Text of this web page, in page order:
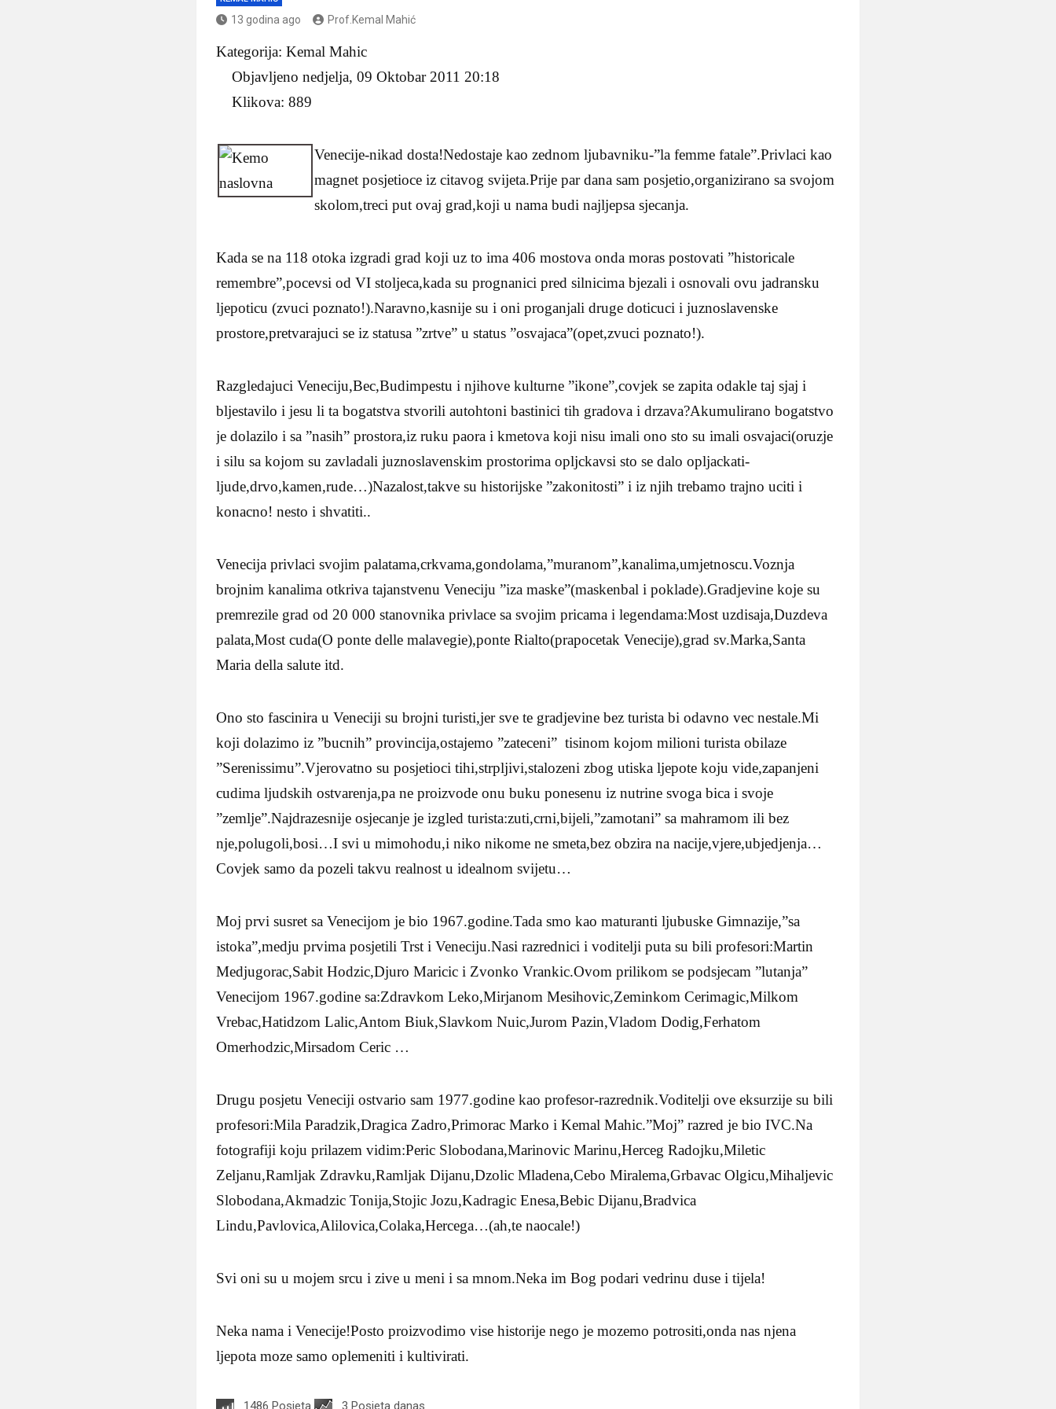
13 godina ago Prof.Kemal Mahić
Kategorija: Kemal Mahic
Objavljeno nedjelja, 09 Oktobar 2011 20:18
Klikova: 889
Venecije-nikad dosta!Nedostaje kao zednom ljubavniku-”la femme fatale”.Privlaci kao
magnet posjetioce iz citavog svijeta.Prije par dana sam posjetio,organizirano sa svojom
skolom,treci put ovaj grad,koji u nama budi najljepsa sjecanja.
Kada se na 118 otoka izgradi grad koji uz to ima 406 mostova onda moras postovati ”historicale
remembre”,pocevsi od VI stoljeca,kada su prognanici pred silnicima bjezali i osnovali ovu jadransku
ljepoticu (zvuci poznato!).Naravno,kasnije su i oni proganjali druge doticuci i juznoslavenske
prostore,pretvarajuci se iz statusa ”zrtve” u status ”osvajaca”(opet,zvuci poznato!).
Razgledajuci Veneciju,Bec,Budimpestu i njihove kulturne ”ikone”,covjek se zapita odakle taj sjaj i
bljestavilo i jesu li ta bogatstva stvorili autohtoni bastinici tih gradova i drzava?Akumulirano bogatstvo
je dolazilo i sa ”nasih” prostora,iz ruku paora i kmetova koji nisu imali ono sto su imali osvajaci(oruzje
i silu sa kojom su zavladali juznoslavenskim prostorima opljckavsi sto se dalo opljackati-
ljude,drvo,kamen,rude…)Nazalost,takve su historijske ”zakonitosti” i iz njih trebamo trajno uciti i
konacno! nesto i shvatiti..
Venecija privlaci svojim palatama,crkvama,gondolama,”muranom”,kanalima,umjetnoscu.Voznja
brojnim kanalima otkriva tajanstvenu Veneciju ”iza maske”(maskenbal i poklade).Gradjevine koje su
premrezile grad od 20 000 stanovnika privlace sa svojim pricama i legendama:Most uzdisaja,Duzdeva
palata,Most cuda(O ponte delle malavegie),ponte Rialto(prapocetak Venecije),grad sv.Marka,Santa
Maria della salute itd.
Ono sto fascinira u Veneciji su brojni turisti,jer sve te gradjevine bez turista bi odavno vec nestale.Mi
koji dolazimo iz ”bucnih” provincija,ostajemo ”zateceni” tisinom kojom milioni turista obilaze
”Serenissimu”.Vjerovatno su posjetioci tihi,strpljivi,stalozeni zbog utiska ljepote koju vide,zapanjeni
cudima ljudskih ostvarenja,pa ne proizvode onu buku ponesenu iz nutrine svoga bica i svoje
”zemlje”.Najdrazesnije osjecanje je izgled turista:zuti,crni,bijeli,”zamotani” sa mahramom ili bez
nje,polugoli,bosi…I svi u mimohodu,i niko nikome ne smeta,bez obzira na nacije,vjere,ubjedjenja…
Covjek samo da pozeli takvu realnost u idealnom svijetu…
Moj prvi susret sa Venecijom je bio 1967.godine.Tada smo kao maturanti ljubuske Gimnazije,”sa
istoka”,medju prvima posjetili Trst i Veneciju.Nasi razrednici i voditelji puta su bili profesori:Martin
Medjugorac,Sabit Hodzic,Djuro Maricic i Zvonko Vrankic.Ovom prilikom se podsjecam ”lutanja”
Venecijom 1967.godine sa:Zdravkom Leko,Mirjanom Mesihovic,Zeminkom Cerimagic,Milkom
Vrebac,Hatidzom Lalic,Antom Biuk,Slavkom Nuic,Jurom Pazin,Vladom Dodig,Ferhatom
Omerhodzic,Mirsadom Ceric …
Drugu posjetu Veneciji ostvario sam 1977.godine kao profesor-razrednik.Voditelji ove eksurzije su bili
profesori:Mila Paradzik,Dragica Zadro,Primorac Marko i Kemal Mahic.”Moj” razred je bio IVC.Na
fotografiji koju prilazem vidim:Peric Slobodana,Marinovic Marinu,Herceg Radojku,Miletic
Zeljanu,Ramljak Zdravku,Ramljak Dijanu,Dzolic Mladena,Cebo Miralema,Grbavac Olgicu,Mihaljevic
Slobodana,Akmadzic Tonija,Stojic Jozu,Kadragic Enesa,Bebic Dijanu,Bradvica
Lindu,Pavlovica,Alilovica,Colaka,Hercega…(ah,te naocale!)
Svi oni su u mojem srcu i zive u meni i sa mnom.Neka im Bog podari vedrinu duse i tijela!
Neka nama i Venecije!Posto proizvodimo vise historije nego je mozemo potrositi,onda nas njena
ljepota moze samo oplemeniti i kultivirati.
1486 Posjeta 3 Posjeta danas